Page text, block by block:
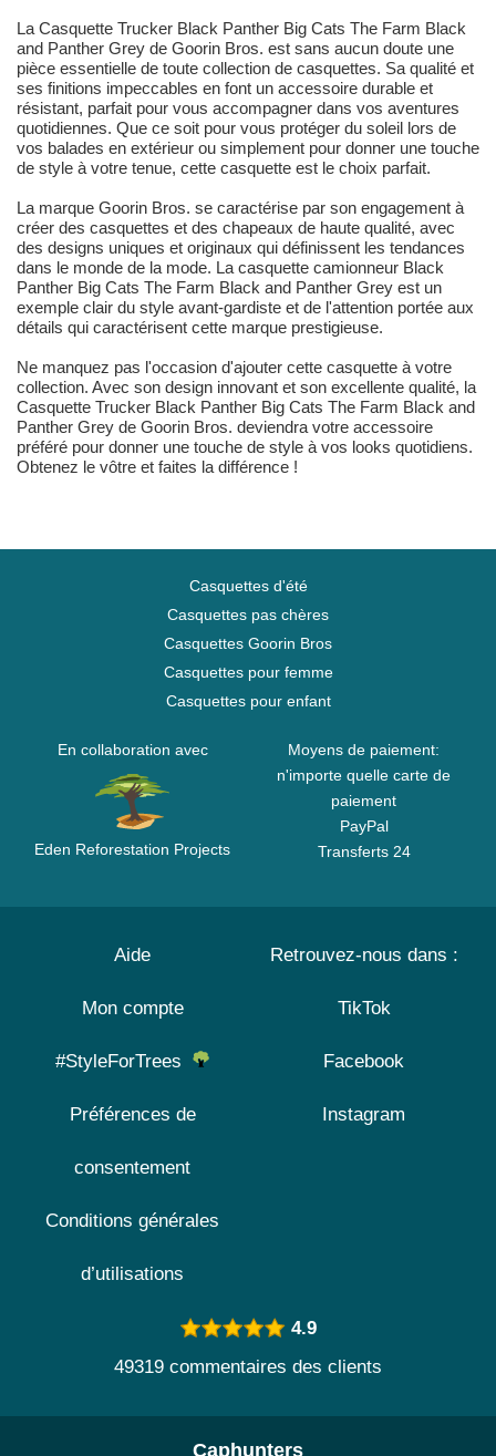
La Casquette Trucker Black Panther Big Cats The Farm Black
and Panther Grey de Goorin Bros. est sans aucun doute une
pièce essentielle de toute collection de casquettes. Sa qualité et
ses finitions impeccables en font un accessoire durable et
résistant, parfait pour vous accompagner dans vos aventures
quotidiennes. Que ce soit pour vous protéger du soleil lors de
vos balades en extérieur ou simplement pour donner une touche
de style à votre tenue, cette casquette est le choix parfait.
La marque Goorin Bros. se caractérise par son engagement à
créer des casquettes et des chapeaux de haute qualité, avec
des designs uniques et originaux qui définissent les tendances
dans le monde de la mode. La casquette camionneur Black
Panther Big Cats The Farm Black and Panther Grey est un
exemple clair du style avant-gardiste et de l'attention portée aux
détails qui caractérisent cette marque prestigieuse.
Ne manquez pas l'occasion d'ajouter cette casquette à votre
collection. Avec son design innovant et son excellente qualité, la
Casquette Trucker Black Panther Big Cats The Farm Black and
Panther Grey de Goorin Bros. deviendra votre accessoire
préféré pour donner une touche de style à vos looks quotidiens.
Obtenez le vôtre et faites la différence !
Casquettes d'été
Casquettes pas chères
Casquettes Goorin Bros
Casquettes pour femme
Casquettes pour enfant
En collaboration avec
Eden Reforestation Projects
Moyens de paiement:
n'importe quelle carte de
paiement
PayPal
Transferts 24
Aide
Mon compte
#StyleForTrees
Préférences de
consentement
Conditions générales
d’utilisations
Retrouvez-nous dans :
TikTok
Facebook
Instagram
4.9
49319 commentaires des clients
Caphunters